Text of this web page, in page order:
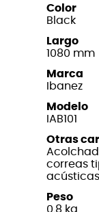
Color
Black
Largo
1080 mm
Marca
Ibanez
Modelo
IAB101
Otras
correas
Peso
0.8 kg